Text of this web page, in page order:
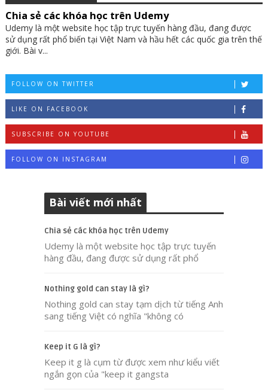
Chia sẻ các khóa học trên Udemy
Udemy là một website học tập trực tuyến hàng đầu, đang được
sử dụng rất phổ biến tại Việt Nam và hầu hết các quốc gia trên thế
giới. Bài v...
FOLLOW ON TWITTER
LIKE ON FACEBOOK
SUBSCRIBE ON YOUTUBE
FOLLOW ON INSTAGRAM
Bài viết mới nhất
Chia sẻ các khóa học trên Udemy
Udemy là một website học tập trực tuyến
hàng đầu, đang được sử dụng rất phổ
Nothing gold can stay là gì?
Nothing gold can stay tạm dịch từ tiếng Anh
sang tiếng Việt có nghĩa "không có
Keep it G là gì?
Keep it g là cụm từ được xem như kiểu viết
ngắn gọn của "keep it gangsta